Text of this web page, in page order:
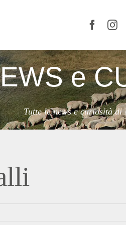
LECORTIE IL
ORGANIZZALA
e
Tutte le news e curiosità